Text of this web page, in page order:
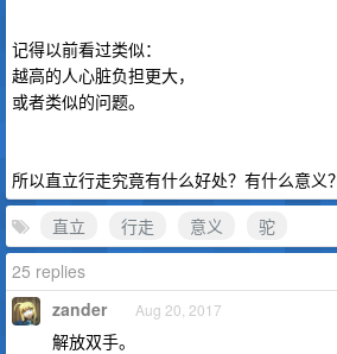
记得以前看过类似：
越高的人心脏负担更大，
或者类似的问题。
所以直立行走究竟有什么好处？有什么意义？
直立
行走 意义
驼
25 replies
zander Aug 20, 2017
解放双手。